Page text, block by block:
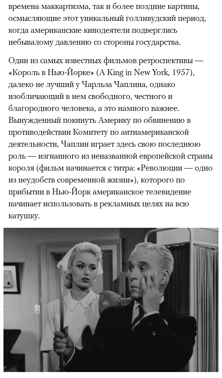
времена маккартизма, так и более поздние картины,
осмысляющие этот уникальный голливудский период,
когда американские кинодеятели подверглись
небывалому давлению со стороны государства.
Один из самых известных фильмов ретроспективы —
«Король в Нью-Йорке» (A King in New York, 1957),
далеко не лучший у Чарльза Чаплина, однако
изобличающий в нем свободного, честного и
благородного человека, а это намного важнее.
Вынужденный покинуть Америку по обвинению в
противодействии Комитету по антиамериканской
деятельности, Чаплин играет здесь свою последнюю
роль — изгнанного из неназванной европейской страны
короля (фильм начинается с титра: «Революции — одно
из неудобств современной жизни»), которого по
прибытии в Нью-Йорк американское телевидение
начинает использовать в рекламных целях на всю
катушку.